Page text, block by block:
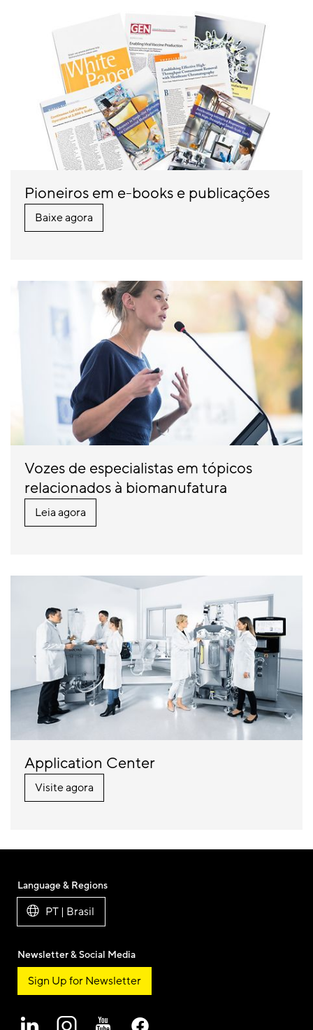
Pioneiros em e-books e publicações
Baixe agora
Vozes de especialistas em tópicos
relacionados à biomanufatura
Leia agora
Application Center
Visite agora
Language & Regions
PT | Brasil
Newsletter & Social Media
Sign Up for Newsletter